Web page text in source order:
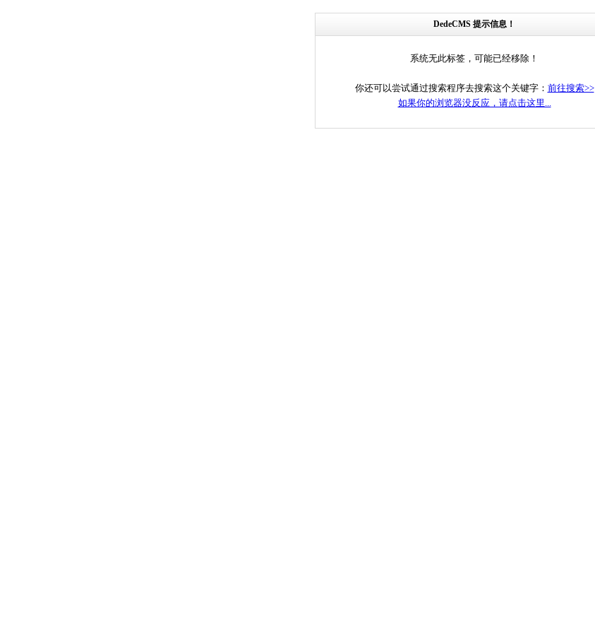
DedeCMS 提示信息！
系统无此标签，可能已经移除！
你还可以尝试通过搜索程序去搜索这个关键字： 前往搜索>>
如果你的浏览器没反应，请点击这里...